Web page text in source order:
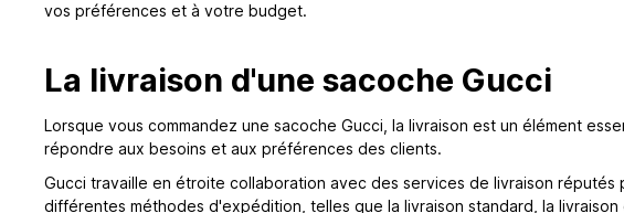
vos préférences et à votre budget.
La livraison d'une sacoche Gucci
Lorsque vous commandez une sacoche Gucci, la livraison est un élément
répondre aux besoins et aux préférences des clients.
Gucci travaille en étroite collaboration avec des services de livraison
différentes méthodes d'expédition, telles que la livraison standard, la livraison